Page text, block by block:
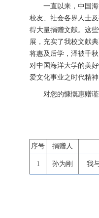
一直以来，中国
校友、社会各界人士
得大量捐赠文献。这
展，充实了我校文献
将惠及后学，泽被千
对中国海洋大学的美
爱文化事业之时代精神
对您的慷慨惠赠谨
序号 捐赠人
1 孙为刚 我